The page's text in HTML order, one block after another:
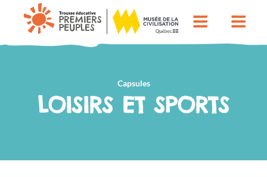
Capsules
LOISIRS ET SPORTS